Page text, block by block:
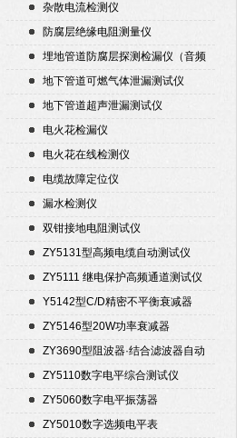
杂散电流检测仪
防腐层绝缘电阻测量仪
埋地管道防腐层探测检漏仪（音频
检漏仪）
地下管道可燃气体泄漏测试仪
地下管道超声泄漏测试仪
电火花检漏仪
电火花在线检测仪
电缆故障定位仪
漏水检测仪
双钳接地电阻测试仪
ZY5131型高频电缆自动测试仪
ZY5111 继电保护高频通道测试仪
Y5142型C/D精密不平衡衰减器
（50Ω）
ZY5146型20W功率衰减器
ZY3690型阻波器·结合滤波器自动
测试仪
ZY5110数字电平综合测试仪
ZY5060数字电平振荡器
ZY5010数字选频电平表